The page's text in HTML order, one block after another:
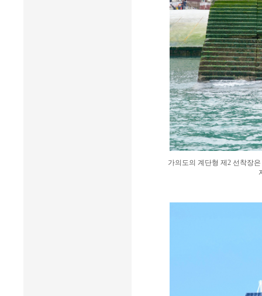
가의도의 계단형 제2 선착장